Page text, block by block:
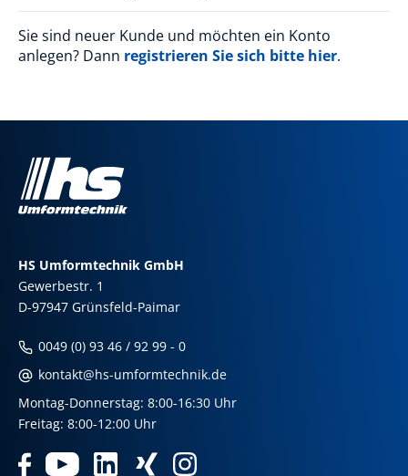
Sie sind neuer Kunde und möchten ein Konto
anlegen? Dann registrieren Sie sich bitte hier.
HS Umformtechnik GmbH
Gewerbestr. 1
D-97947 Grünsfeld-Paimar
0049 (0) 93 46 / 92 99 - 0
kontakt@hs-umformtechnik.de
Montag-Donnerstag: 8:00-16:30 Uhr
Freitag: 8:00-12:00 Uhr